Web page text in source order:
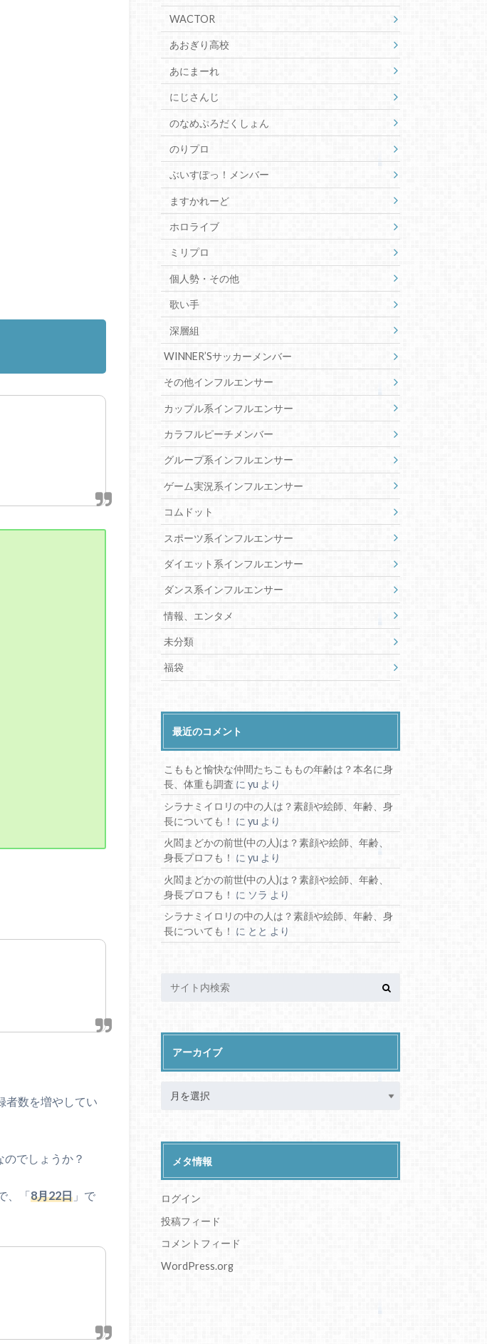
者数を増やしてい
でしょうか？
、「8月22日 」で
WACTOR
あおぎり高校
あにまーれ
にじさんじ
のなめぷろだくしょん
のりプロ
ぶいすぽっ！メンバー
ますかれーど
ホロライブ
ミリプロ
個人勢・その他
歌い手
深層組
WINNER’Sサッカーメンバー
その他インフルエンサー
カップル系インフルエンサー
カラフルピーチメンバー
グループ系インフルエンサー
ゲーム実況系インフルエンサー
コムドット
スポーツ系インフルエンサー
ダイエット系インフルエンサー
ダンス系インフルエンサー
情報、エンタメ
未分類
福袋
最近のコメント
こももと愉快な仲間たちこももの年齢は？本名に身
長、体重も調査 にyu より
シラナミイロリの中の人は？素顔や絵師、年齢、身
長についても！ にyu より
火閻まどかの前世(中の人)は？素顔や絵師、年齢、
身長プロフも！ にyu より
火閻まどかの前世(中の人)は？素顔や絵師、年齢、
身長プロフも！ に ソラ より
シラナミイロリの中の人は？素顔や絵師、年齢、身
長についても！ に とと より
アーカイブ
メタ情報
ログイン
投稿フィード
コメントフィード
WordPress.org